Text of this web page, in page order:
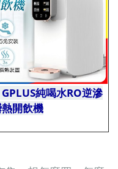
純喝水RO逆滲
開飲機